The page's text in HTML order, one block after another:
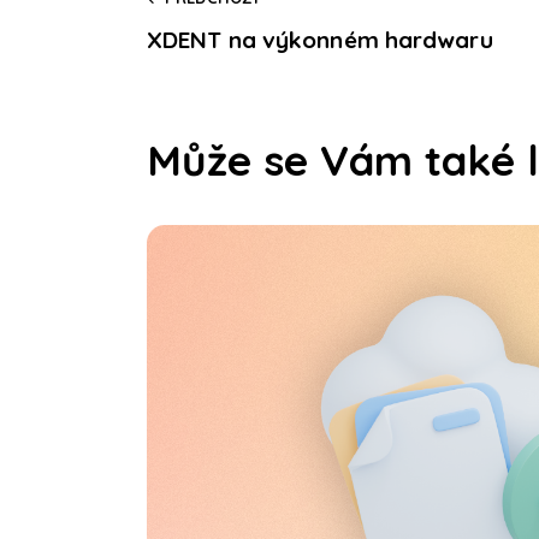
XDENT na výkonném hardwaru
Může se Vám také